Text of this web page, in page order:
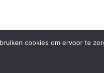
cookies om ervoor te